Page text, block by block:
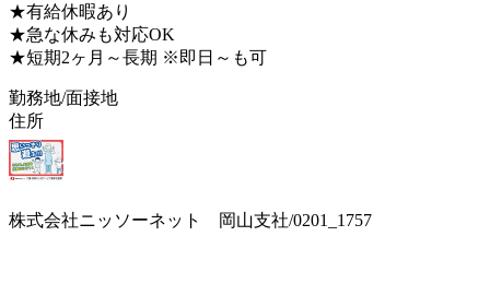
★有給休暇あり
★急な休みも対応OK
★短期2ヶ月～長期 ※即日～も可
勤務地/面接地
住所
株式会社ニッソーネット 岡山支社/0201_1757